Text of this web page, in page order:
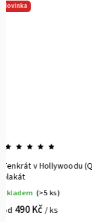
Novinka
Hanebný Pancharti
Skladem (>5 ks)
od 490 Kč